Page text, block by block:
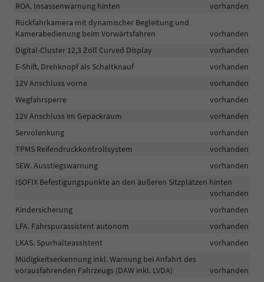
ROA. Insassenwarnung hinten
vorhanden
Rückfahrkamera mit dynamischer Begleitung und
Kamerabedienung beim Vorwärtsfahren
vorhanden
Digital-Cluster 12,3 Zoll Curved Display
vorhanden
E-Shift, Drehknopf als Schaltknauf
vorhanden
12V Anschluss vorne
vorhanden
Wegfahrsperre
vorhanden
12V Anschluss im Gepäckraum
vorhanden
Servolenkung
vorhanden
TPMS Reifendruckkontrollsystem
vorhanden
SEW. Ausstiegswarnung
vorhanden
ISOFIX Befestigungspunkte an den äußeren Sitzplätzen hinten
vorhanden
Kindersicherung
vorhanden
LFA. Fahrspurassistent autonom
vorhanden
LKAS. Spurhalteassistent
vorhanden
Müdigkeitserkennung inkl. Warnung bei Anfahrt des
vorausfahrenden Fahrzeugs (DAW inkl. LVDA)
vorhanden